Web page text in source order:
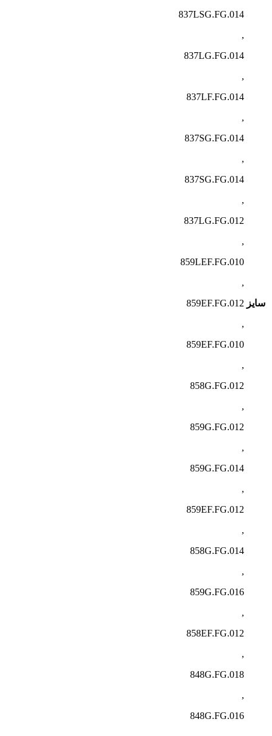
سایز
837LSG.FG.014
,
837LG.FG.014
,
837LF.FG.014
,
837SG.FG.014
,
837SG.FG.014
,
837LG.FG.012
,
859LEF.FG.010
,
859EF.FG.012
,
859EF.FG.010
,
858G.FG.012
,
859G.FG.012
,
859G.FG.014
,
859EF.FG.012
,
858G.FG.014
,
859G.FG.016
,
858EF.FG.012
,
848G.FG.018
,
848G.FG.016